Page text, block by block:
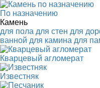
По назначению
Камень
для пола для стен для
ванной для камина для
Кварцевый агломерат
Известняк